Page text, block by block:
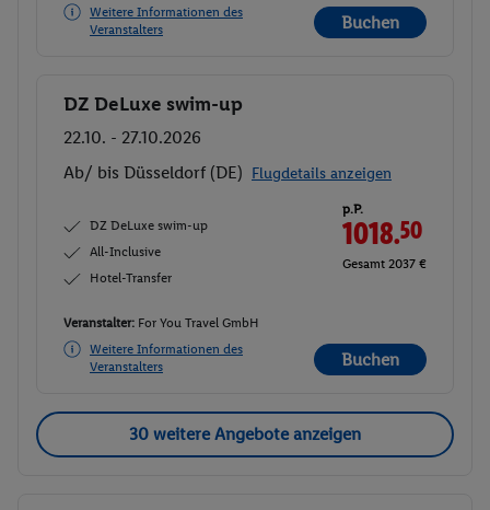
Weitere Informationen des
Veranstalters
Buchen
Buchen
DZ DeLuxe swim-up
22.10. - 27.10.2026
Ab/ bis Düsseldorf (DE) Flugdetails anzeigen
DZ DeLuxe swim-up
All-Inclusive
Hotel-Transfer
p.P.
1018.50
Gesamt 2037 €
Veranstalter: For You Travel GmbH
Weitere Informationen des
Veranstalters
Buchen
30 weitere Angebote anzeigen